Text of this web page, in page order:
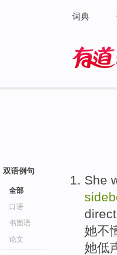
词典
双语例句
全部
口语
书面语
论文
She
她不
她低